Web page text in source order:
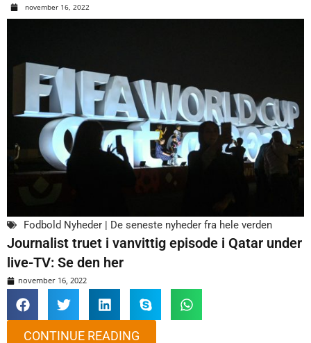
november 16, 2022
Fodbold Nyheder | De seneste nyheder fra hele verden
Journalist truet i vanvittig episode i Qatar under
live-TV: Se den her
november 16, 2022
CONTINUE READING